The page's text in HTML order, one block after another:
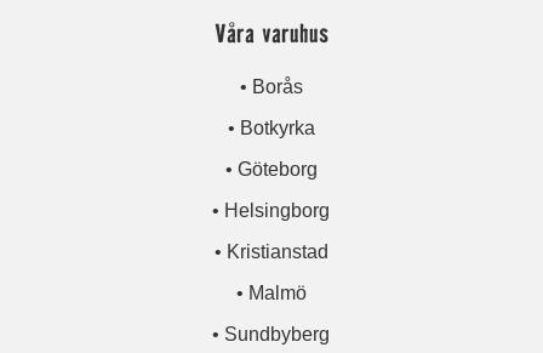
Våra varuhus
• Borås
• Botkyrka
• Göteborg
• Helsingborg
• Kristianstad
• Malmö
• Sundbyberg